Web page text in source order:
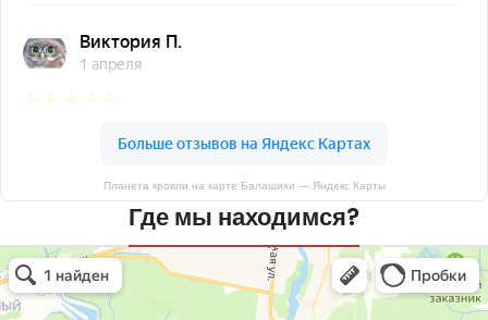
Планета кровли на карте Балашихи — Яндекс Карты
Где мы находимся?
Планета кровли
Кровля и кровельные материалы в Балашихе
Окна в Балашихе